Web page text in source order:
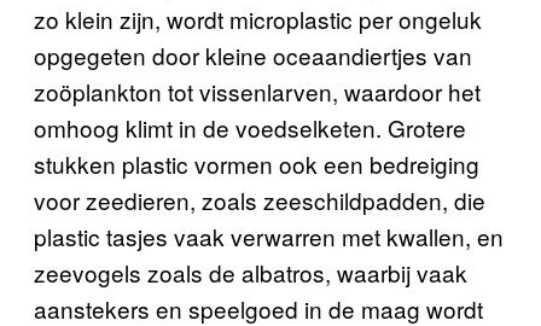
zo klein zijn, wordt microplastic per ongeluk
opgegeten door kleine oceaandiertjes van
zoöplankton tot vissenlarven, waardoor het
omhoog klimt in de voedselketen. Grotere
stukken plastic vormen ook een bedreiging
voor zeedieren, zoals zeeschildpadden, die
plastic tasjes vaak verwarren met kwallen, en
zeevogels zoals de albatros, waarbij vaak
aanstekers en speelgoed in de maag wordt